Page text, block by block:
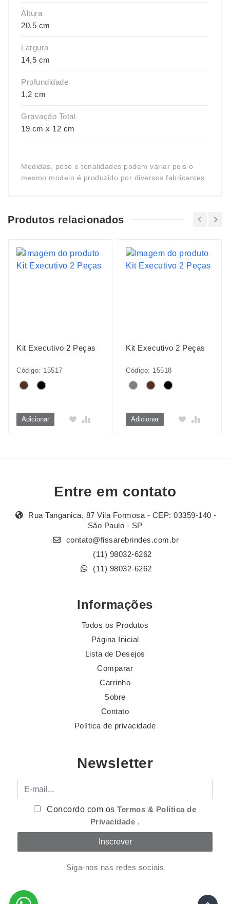
Altura
20,5 cm
Largura
14,5 cm
Profundidade
1,2 cm
Gravação Total
19 cm x 12 cm
Medidas, peso e tonalidades podem variar pois o
mesmo modelo é produzido por diversos fabricantes.
Produtos relacionados
Kit Executivo 2 Peças
Código: 15517
Adicionar
Kit Executivo 2 Peças
Código: 15518
Adicionar
Entre em contato
Rua Tanganica, 87 Vila Formosa - CEP: 03359-140 -
São Paulo - SP
contato@fissarebrindes.com.br
(11) 98032-6262
(11) 98032-6262
Informações
Todos os Produtos
Página Inicial
Lista de Desejos
Comparar
Carrinho
Sobre
Contato
Política de privacidade
Newsletter
E-mail
Concordo com osTermos & Política de
Privacidade .
Siga-nos nas redes sociais